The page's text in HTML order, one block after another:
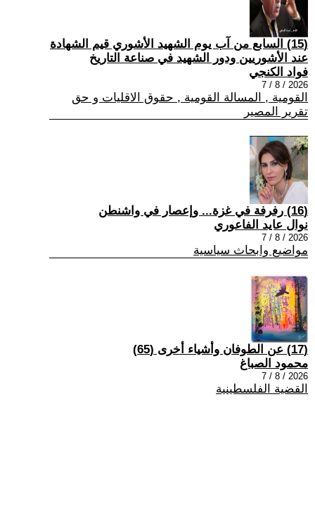
(15) السابع من آب يوم الشهيد الأشوري قيم الشهادة
عند الأشوريين ودور الشهيد في صناعة التاريخ
فواد الكنجي
2026 / 8 / 7
القومية , المسالة القومية , حقوق الاقليات و حق
تقرير المصير
(16) رفرفة في غزة... وإعصار في واشنطن
نوال عايد الفاعوري
2026 / 8 / 7
مواضيع وابحاث سياسية
(17) عن الطوفان وأشياء أخرى (65)
محمود الصباغ
2026 / 8 / 7
القضية الفلسطينية